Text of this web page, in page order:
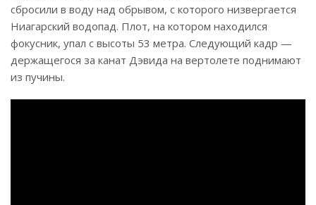
сбросили в воду над обрывом, с которого низвергается
Ниагарский водопад. Плот, на котором находился
фокусник, упал с высоты 53 метра. Следующий кадр —
держащегося за канат Дэвида на вертолете поднимают
из пучины.